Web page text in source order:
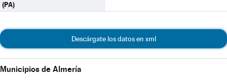
(PA)
Descárgate los datos en xml
Municipios de Almería